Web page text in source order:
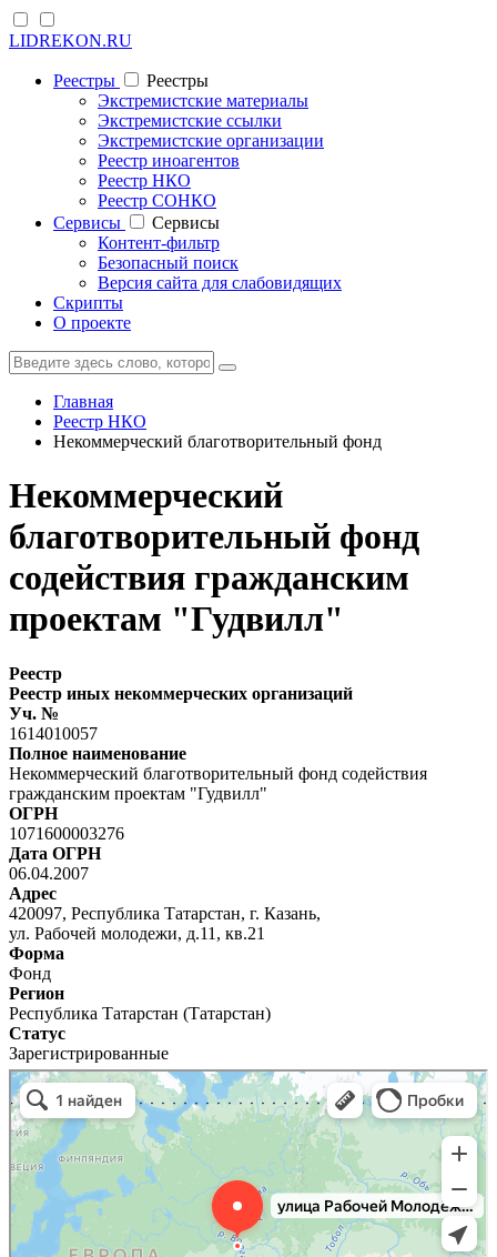
LIDREKON.RU
Реестры
Реестры
Экстремистские материалы
Экстремистские ссылки
Экстремистские организации
Реестр иноагентов
Реестр НКО
Реестр СОНКО
Cервисы
Cервисы
Контент-фильтр
Безопасный поиск
Версия сайта для слабовидящих
Скрипты
О проекте
Главная
Реестр НКО
Некоммерческий благотворительный фонд
Некоммерческий
благотворительный фонд
содействия гражданским
проектам "Гудвилл"
Реестр
Реестр иных некоммерческих организаций
Уч. №
1614010057
Полное наименование
Некоммерческий благотворительный фонд содействия
гражданским проектам "Гудвилл"
ОГРН
1071600003276
Дата ОГРН
06.04.2007
Адрес
420097, Республика Татарстан, г. Казань,
ул. Рабочей молодежи, д.11, кв.21
Форма
Фонд
Регион
Республика Татарстан (Татарстан)
Статус
Зарегистрированные